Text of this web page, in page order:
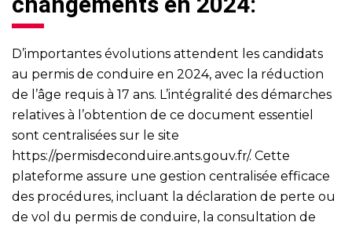
D’importantes évolutions attendent les candidats
au permis de conduire en 2024, avec la réduction
de l’âge requis à 17 ans. L’intégralité des démarches
relatives à l’obtention de ce document essentiel
sont centralisées sur le site
https://permisdeconduire.ants.gouv.fr/. Cette
plateforme assure une gestion centralisée efficace
des procédures, incluant la déclaration de perte ou
de vol du permis de conduire, la consultation de